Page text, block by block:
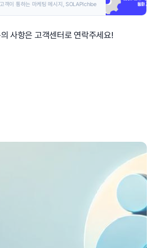
자동화 테스트 실행 툴이 도입되어 안내 드
스트 실행” 툴이란?] 솔라피의 ”자동화 테
을 합니다.
객이 통하는 마케팅 메시지, SOLAPIchloe
사항은 고객센터로 연락주세요!